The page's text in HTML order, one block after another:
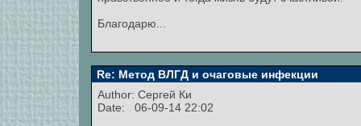
Благодарю...
Re: Метод ВЛГД и очаговые инфекции
Author: Сергей Ки
Date: 06-09-14 22:02